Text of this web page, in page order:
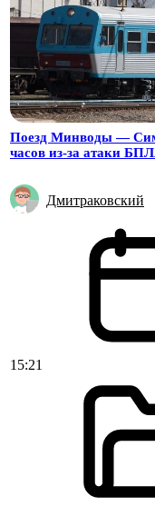
Поезд Минводы —
часов из-за атаки
Дмитраковский
15:21